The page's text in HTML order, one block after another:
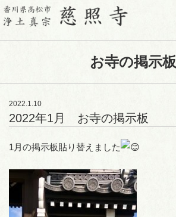
お寺の掲示板
2022.1.10
2022年1月 お寺の掲示板
1月の掲示板貼り替えました